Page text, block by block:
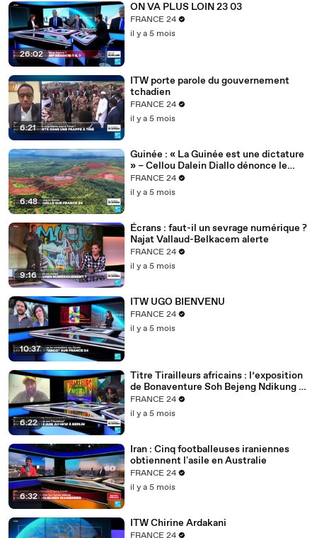
26:02
ON VA PLUS LOIN 23 03
FRANCE 24
il y a 5 mois
6:21
ITW porte parole du gouvernement
tchadien
FRANCE 24
il y a 5 mois
6:48
Guinée : « La Guinée est une dictature
» – Cellou Dalein Diallo dénonce le
régime Doumbouya
FRANCE 24
il y a 5 mois
9:16
Écrans : faut-il un sevrage numérique ?
Najat Vallaud-Belkacem alerte
FRANCE 24
il y a 5 mois
10:37
ITW UGO BIENVENU
FRANCE 24
il y a 5 mois
6:22
Titre Tirailleurs africains : l’exposition
de Bonaventure Soh Bejeng Ndikung à
Berlin
FRANCE 24
il y a 5 mois
6:32
Iran : Cinq footballeuses iraniennes
obtiennent l'asile en Australie
FRANCE 24
il y a 5 mois
ITW Chirine Ardakani